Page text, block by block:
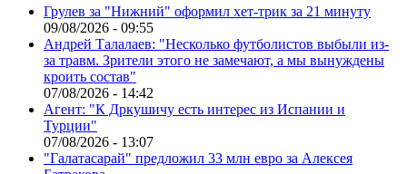
Грулев за "Нижний" оформил хет-трик за 21 минуту
09/08/2026 - 09:55
Андрей Талалаев: "Несколько футболистов выбыли из-
за травм. Зрители этого не замечают, а мы вынуждены
кроить состав"
07/08/2026 - 14:42
Агент: "К Дркушичу есть интерес из Испании и
Турции"
07/08/2026 - 13:07
"Галатасарай" предложил 33 млн евро за Алексея